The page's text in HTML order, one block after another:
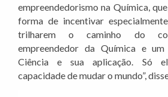
empreendedorismo na Química,
forma de incentivar
trilharem o caminho do
empreendedor da Química e
Ciência e sua aplicação. Só
capacidade de mudar o mundo”,